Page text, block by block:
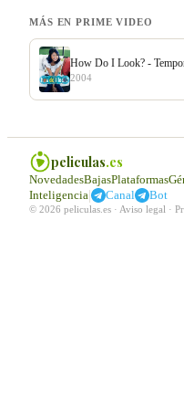
MÁS EN PRIME VIDEO
How Do I Look? -
2004
peliculas.es
NovedadesBajasPlataformas
Inteligencia| Canal Bot
© 2026 peliculas.es · Aviso legal ·